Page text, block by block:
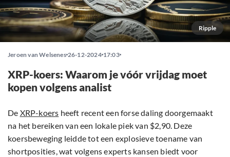
Ripple
Jeroen van Welsenes 26-12-2024 17:03
XRP-koers: Waarom je vóór vrijdag moet
kopen volgens analist
De XRP-koers heeft recent een forse daling doorgemaakt
na het bereiken van een lokale piek van $2,90. Deze
koersbeweging leidde tot een explosieve toename van
shortposities, wat volgens experts kansen biedt voor